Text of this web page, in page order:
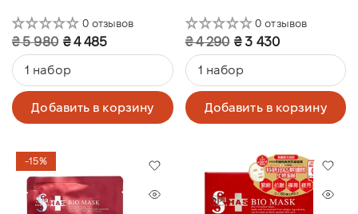
0 отзывов
₴ 5 980 ₴ 4 485
1 набор
Добавить в корзину
0 отзывов
₴ 4 290 ₴ 3 430
1 набор
Добавить в корзину
-15%